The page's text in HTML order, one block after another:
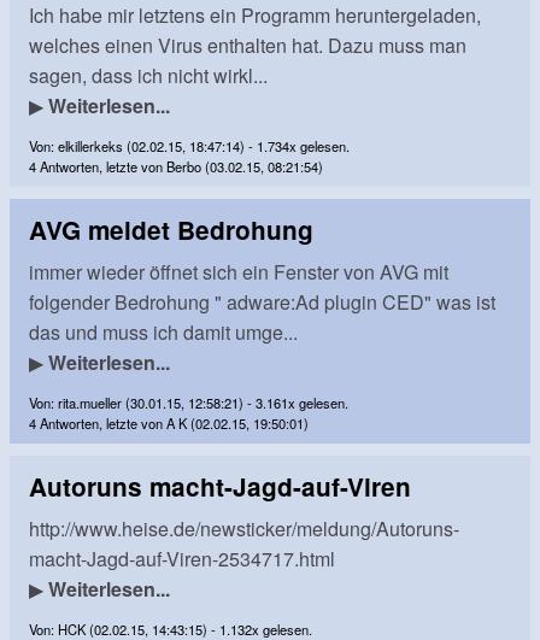
Ich habe mir letztens ein Programm heruntergeladen,
welches einen Virus enthalten hat. Dazu muss man
sagen, dass ich nicht wirkl...
▶Weiterlesen...
Von: elkillerkeks (02.02.15, 18:47:14) - 1.734x gelesen.
4 Antworten, letzte von Berbo (03.02.15, 08:21:54)
AVG meldet Bedrohung
immer wieder öffnet sich ein Fenster von AVG mit
folgender Bedrohung " adware:Ad plugin CED" was ist
das und muss ich damit umge...
▶Weiterlesen...
Von: rita.mueller (30.01.15, 12:58:21) - 3.161x gelesen.
4 Antworten, letzte von A K (02.02.15, 19:50:01)
Autoruns macht-Jagd-auf-Viren
http://www.heise.de/newsticker/meldung/Autoruns-
macht-Jagd-auf-Viren-2534717.html
▶Weiterlesen...
Von: HCK (02.02.15, 14:43:15) - 1.132x gelesen.